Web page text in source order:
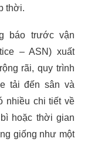
thời.
báo trước vận
– ASN) xuất
rãi, quy trình
tải đến sân và
nhiều chi tiết về
hoặc thời gian
giống như một